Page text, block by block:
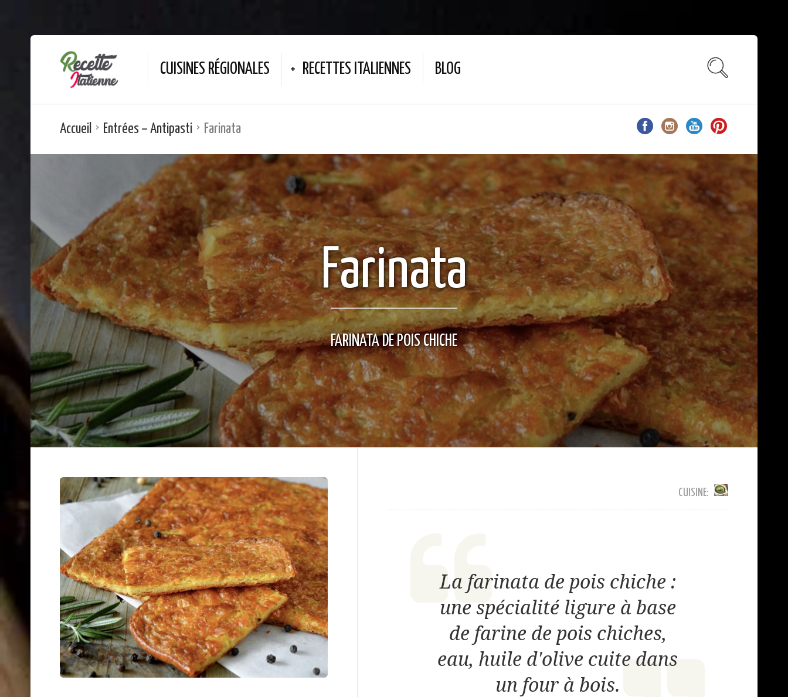
CUISINES RÉGIONALES RECETTES ITALIENNES BLOG
Accueil Entrées – Antipasti Farinata
Farinata
FARINATA DE POIS CHICHE
CUISINE:
La farinata de pois chiche :
une spécialité ligure à base
de farine de pois chiches,
eau, huile d'olive cuite dans
un four à bois.